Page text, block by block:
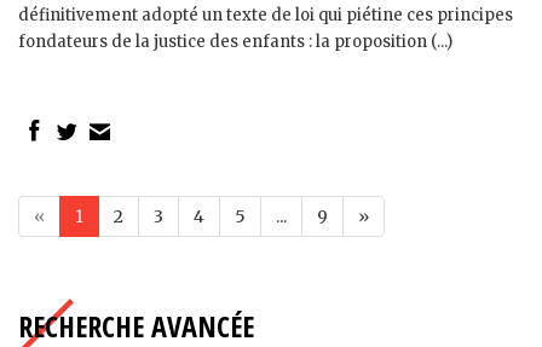
définitivement adopté un texte de loi qui piétine ces principes
fondateurs de la justice des enfants : la proposition (...)
« 1 2 3 4 5 ... 9 »
RECHERCHE AVANCÉE